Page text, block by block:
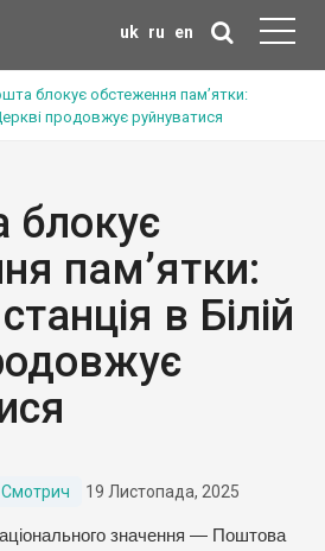
uk ru en
блокує обстеження пам’ятки:
продовжує руйнуватися
блокує
пам’ятки:
в Білій
19 Листопада, 2025
значення — Поштова